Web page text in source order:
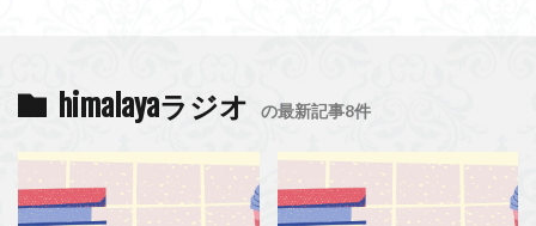
himalayaラジオ の最新記事8件